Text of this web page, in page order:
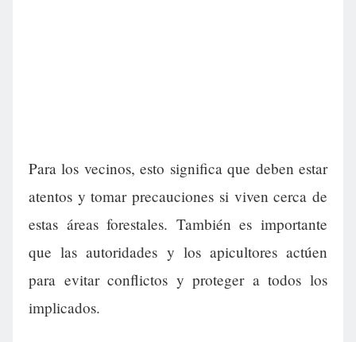
Para los vecinos, esto significa que deben estar
atentos y tomar precauciones si viven cerca de
estas áreas forestales. También es importante
que las autoridades y los apicultores actúen
para evitar conflictos y proteger a todos los
implicados.